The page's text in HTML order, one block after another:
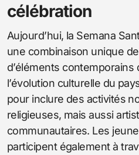
célébration
Aujourd’hui, la Semana
une combinaison unique
d’éléments
l’évolution culturelle du
pour inclure des activités
religieuses, mais aussi
communautaires. Les
participent également à